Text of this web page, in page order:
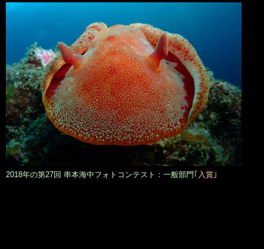
2018年の第27回 串本海中フォトコンテスト：一般部門 ｢入賞｣